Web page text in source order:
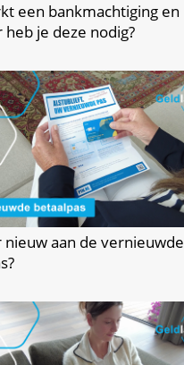
een bankmachtiging en
je deze nodig?
nieuw aan de vernieuwde